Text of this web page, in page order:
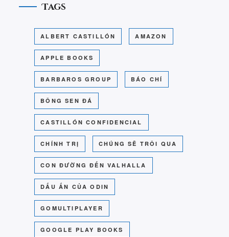
Tags
ALBERT CASTILLÓN AMAZON
APPLE BOOKS
BARBAROS GROUP BÁO CHÍ
BÔNG SEN ĐÁ
CASTILLÓN CONFIDENCIAL
CHÍNH TRỊ CHÚNG SẼ TRÔI QUA
CON ĐƯỜNG ĐẾN VALHALLA
DẤU ẤN CỦA ODIN
GOMULTIPLAYER
GOOGLE PLAY BOOKS